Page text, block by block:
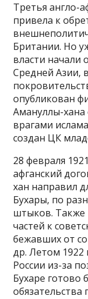
Третья англо-
привела к
Британии. Но
власти начали
Средней Азии,
опубликован
Амануллы-хана
врагами
создан ЦК
28 февраля
афганский
хан направил
Бухары, по
штыков. Также
частей к
бежавших от
др. Летом 1922
России из-за
Бухаре готово
обязательства